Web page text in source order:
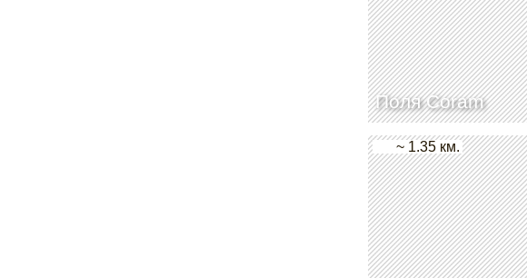
Поля Coram
~ 1.35 км.